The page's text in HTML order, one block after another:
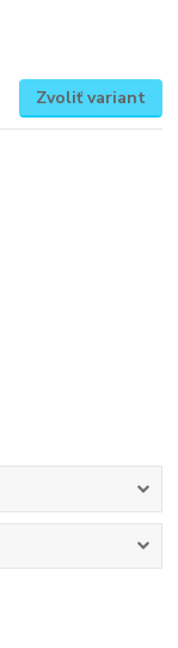
Zvoliť variant